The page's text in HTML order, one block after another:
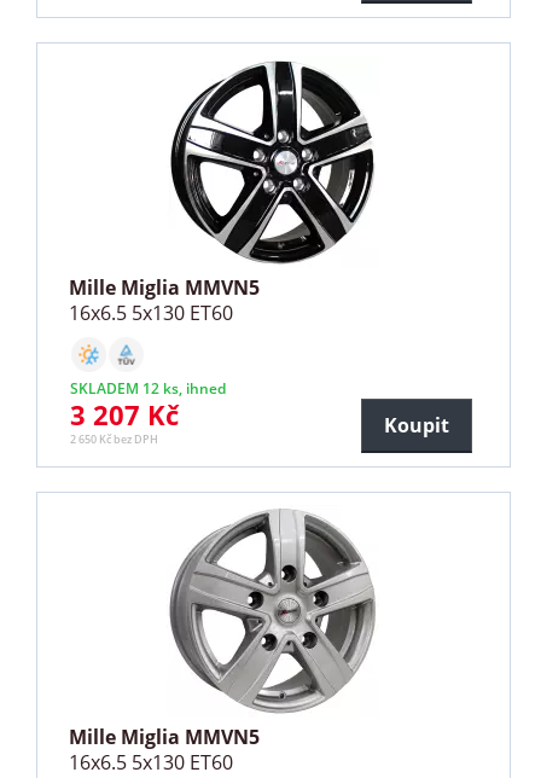
Mille Miglia MMVN5
16x6.5 5x130 ET60
SKLADEM 12 ks, ihned
3 207 Kč
2 650 Kč bez DPH
Koupit
Mille Miglia MMVN5
16x6.5 5x130 ET60